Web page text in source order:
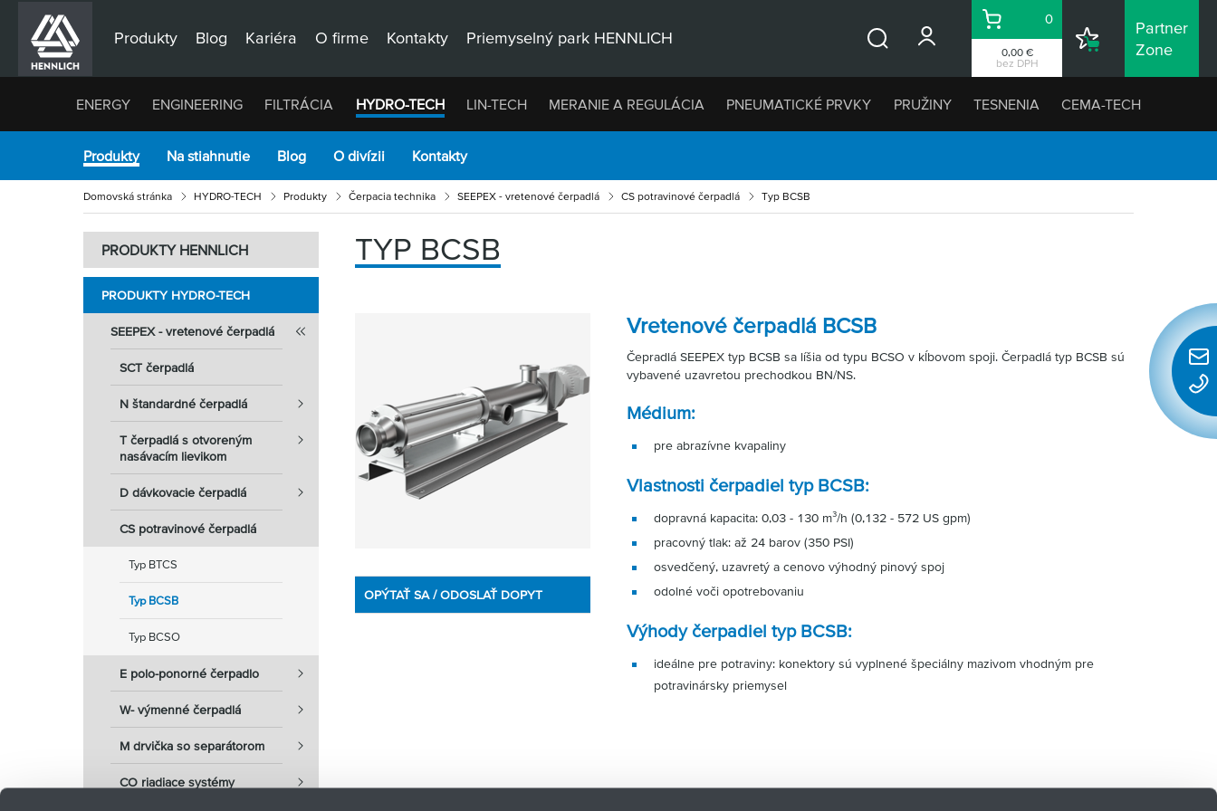
Produkty Blog Kariéra O firme Kontakty Priemyselný park HENNLICH
0,00 €
bez DPH
Košík
0
Nákupný
Partner
Zone
ENERGY ENGINEERING FILTRÁCIA HYDRO-TECH LIN-TECH MERANIE A REGULÁCIA PNEUMATICKÉ PRVKY PRUŽINY TESNENIA CEMA-TECH
Produkty Na stiahnutie Blog O divízii Kontakty
Domovská stránka HYDRO-TECH Produkty Čerpacia technika SEEPEX - vretenové čerpadlá CS potravinové čerpadlá Typ BCSB
PRODUKTY HENNLICH
PRODUKTY HYDRO-TECH
SEEPEX - vretenové čerpadlá
SCT čerpadlá
N štandardné čerpadlá
T čerpadlá s otvoreným
nasávacím lievikom
D dávkovacie čerpadlá
CS potravinové čerpadlá
Typ BTCS
Typ BCSB
Typ BCSO
E polo-ponorné čerpadlo
W- výmenné čerpadlá
M drvička so separátorom
CO riadiace systémy
TYP BCSB
OPÝTAŤ SA / ODOSLAŤ DOPYT
Vretenové čerpadlá BCSB
Čepradlá SEEPEX typ BCSB sa líšia od typu BCSO v kĺbovom spoji. Čerpadlá typ BCSB sú
vybavené uzavretou prechodkou BN/NS.
Médium:
pre abrazívne kvapaliny
Vlastnosti čerpadiel typ BCSB:
dopravná kapacita: 0,03 - 130 m³/h (0,132 - 572 US gpm)
pracovný tlak: až 24 barov (350 PSI)
osvedčený, uzavretý a cenovo výhodný pinový spoj
odolné voči opotrebovaniu
Výhody čerpadiel typ BCSB:
ideálne pre potraviny: konektory sú vyplnené špeciálny mazivom vhodným pre
potravinársky priemysel